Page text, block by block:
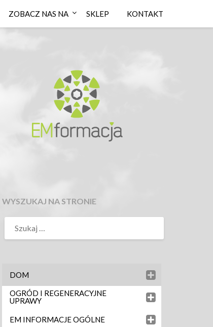
ZOBACZ NAS NA SKLEP KONTAKT
WYSZUKAJ NA STRONIE
DOM
OGRÓD I REGENERACYJNE
UPRAWY
EM INFORMACJE OGÓLNE